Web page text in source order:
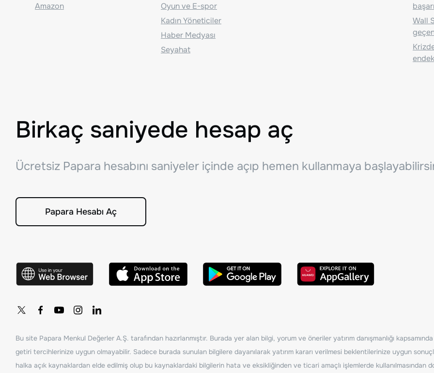
Amazon
Oyun ve E-spor
Kadın Yöneticiler
Haber Medyası
Seyahat
Wall
Birkaç saniyede hesap aç
Ücretsiz Papara hesabını saniyeler içinde açıp hemen kullanmaya
Papara Hesabı Aç
Bu site Papara Menkul Değerler A.Ş. tarafından hazırlanmıştır. Burada yer alan bilgi, yorum ve öneriler yatırım danışmanlığı
getiri tercihlerinize uygun olmayabilir. Sadece burada sunulan bilgilere dayanılarak yatırım kararı verilmesi beklentilerinize uygun
halka açık kaynaklardan elde edilmiş olup bu kaynaklardaki bilgilerin hata ve eksikliğinden ve ticari amaçlı işlemlerde